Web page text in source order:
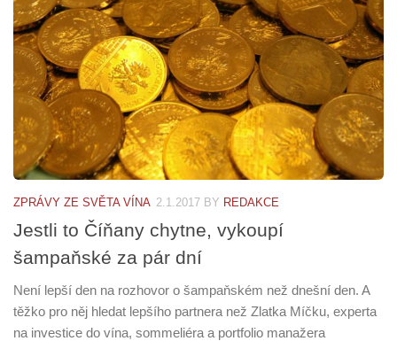
ZPRÁVY ZE SVĚTA VÍNA 2.1.2017 BY REDAKCE
Jestli to Číňany chytne, vykoupí
šampaňské za pár dní
Není lepší den na rozhovor o šampaňském než dnešní den. A
těžko pro něj hledat lepšího partnera než Zlatka Míčku, experta
na investice do vína, sommeliéra a portfolio manažera